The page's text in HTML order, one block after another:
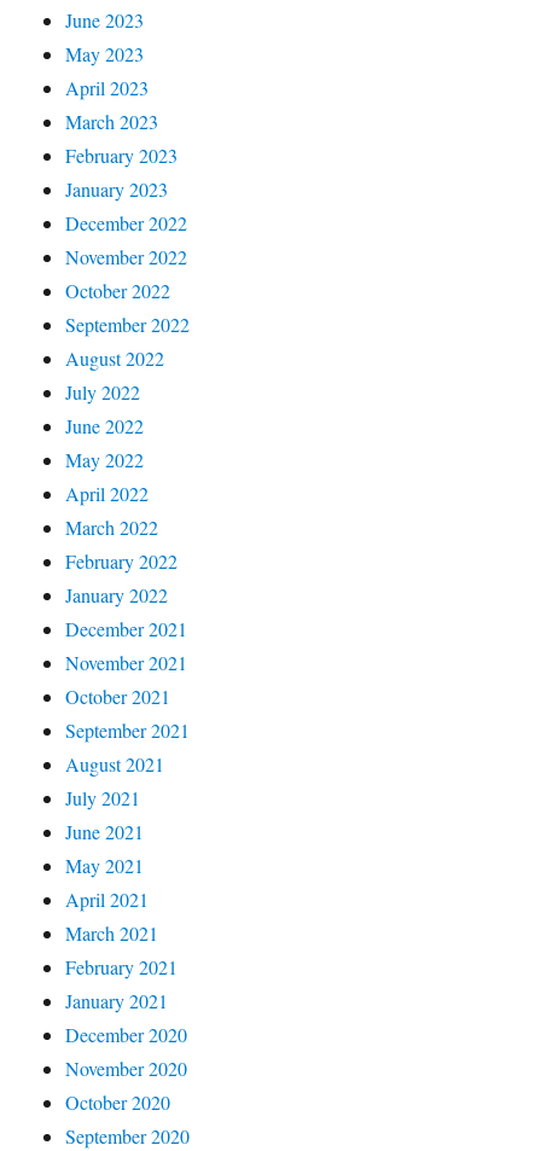
June 2023
May 2023
April 2023
March 2023
February 2023
January 2023
December 2022
November 2022
October 2022
September 2022
August 2022
July 2022
June 2022
May 2022
April 2022
March 2022
February 2022
January 2022
December 2021
November 2021
October 2021
September 2021
August 2021
July 2021
June 2021
May 2021
April 2021
March 2021
February 2021
January 2021
December 2020
November 2020
October 2020
September 2020